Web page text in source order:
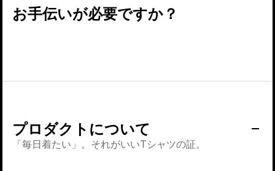
お手伝いが必要ですか？
プロダクトについて
「毎日着たい」。それがいいTシャツの証。